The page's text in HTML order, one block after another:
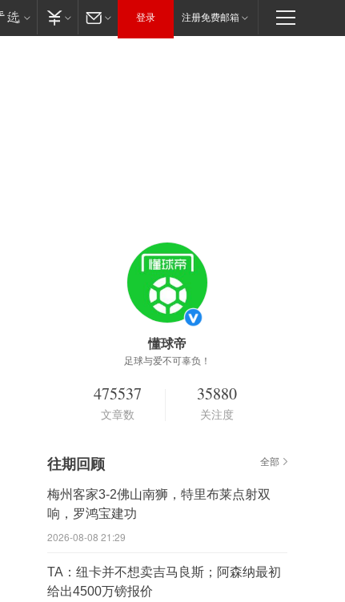
登录 注册免费邮箱
懂球帝
足球与爱不可辜负！
475537
文章数
35880
关注度
往期回顾 全部
梅州客家3-2佛山南狮，特里布莱点射双
响，罗鸿宝建功
2026-08-08 21:29
TA：纽卡并不想卖吉马良斯；阿森纳最初
给出4500万镑报价